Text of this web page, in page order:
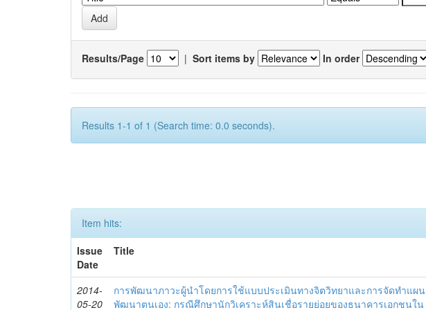
Results/Page | Sort items by In order
Results 1-1 of 1 (Search time: 0.0 seconds).
Item hits:
Issue
Date
Title
2014-
05-20
การพัฒนาภาวะผู้นำโดยการใช้แบบประเมินทางจิตวิทยาและการจัดทำแผน
พัฒนาตนเอง: กรณีศึกษานักวิเคราะห์สินเชื่อรายย่อยของธนาคารเอกชนใน